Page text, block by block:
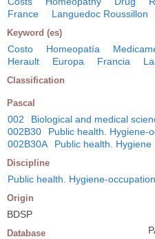
France
Languedoc Roussillon
Keyword (es)
Costo Homeopatía
Herault
Europa Francia
Classification
Pascal
002 Biological and medical
002B30
Public health. Hygiene-
002B30A
Public health. Hygiene
Discipline
Public health. Hygiene-
Origin
BDSP
Database